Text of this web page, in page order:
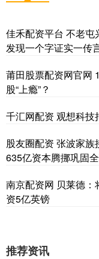
佳禾配资平台 不老屯
发现一个字证实一传
莆田股票配资网官网
股“上瘾”？
千汇网配资 观想科
股友圈配资 张波家
635亿资本腾挪巩固
南京配资网 贝莱德
资5亿英镑
推荐资讯